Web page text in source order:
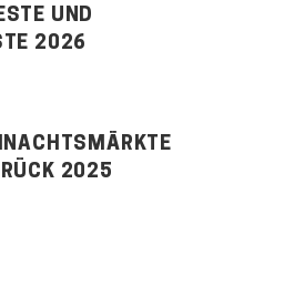
UND
2026
2025